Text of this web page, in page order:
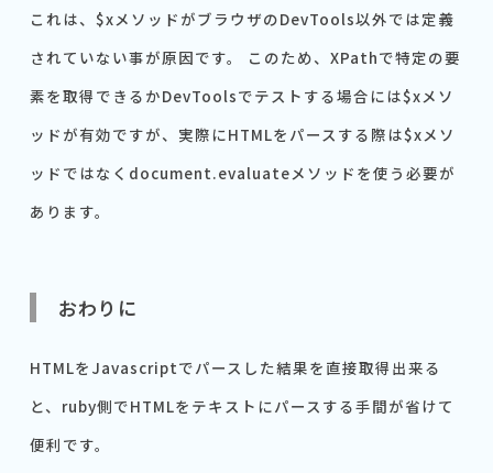
これは、$xメソッドがブラウザのDevTools以外では定義
されていない事が原因です。 このため、XPathで特定の要
素を取得できるかDevToolsでテストする場合には$xメソ
ッドが有効ですが、実際にHTMLをパースする際は$xメソ
ッドではなくdocument.evaluateメソッドを使う必要が
あります。
おわりに
HTMLをJavascriptでパースした結果を直接取得出来る
と、ruby側でHTMLをテキストにパースする手間が省けて
便利です。